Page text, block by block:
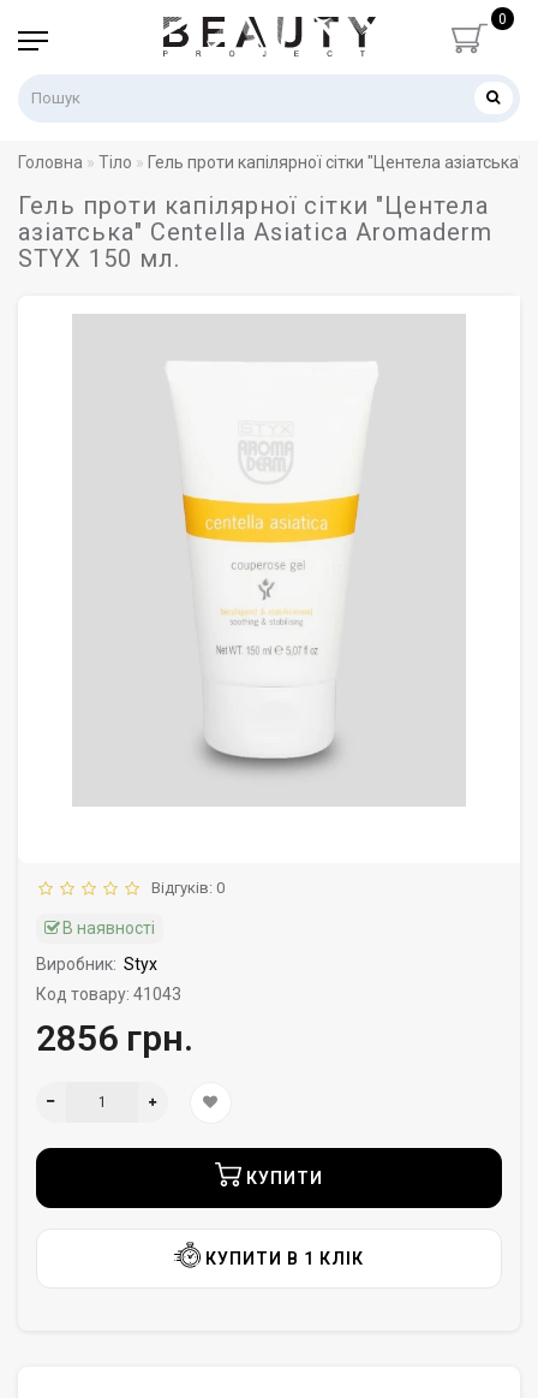
0
Головна Тіло Гель проти капілярної сітки "Центела
Гель проти капілярної сітки "Центела
азіатська" Centella Asiatica Aromaderm
STYX 150 мл.
Відгуків: 0
В наявності
Виробник: Styx
Код товару: 41043
2856 грн.
КУПИТИ
КУПИТИ В 1 КЛІК